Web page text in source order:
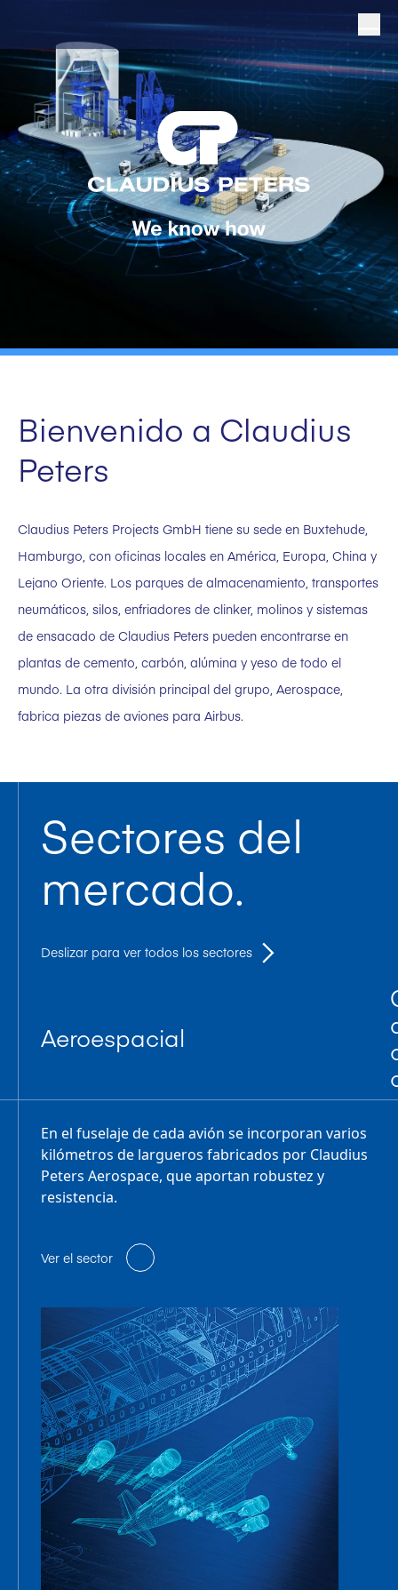
Bienvenido a Claudius
Peters
Claudius Peters Projects GmbH tiene su sede en Buxtehude,
Hamburgo, con oficinas locales en América, Europa, China y
Lejano Oriente. Los parques de almacenamiento, transportes
neumáticos, silos, enfriadores de clinker, molinos y sistemas
de ensacado de Claudius Peters pueden encontrarse en
plantas de cemento, carbón, alúmina y yeso de todo el
mundo. La otra división principal del grupo, Aerospace,
fabrica piezas de aviones para Airbus.
Sectores del
mercado.
Deslizar para ver todos los sectores
Aeroespacial
En el fuselaje de cada avión se incorporan varios
kilómetros de largueros fabricados por Claudius
Peters Aerospace, que aportan robustez y
resistencia.
Ver el sector